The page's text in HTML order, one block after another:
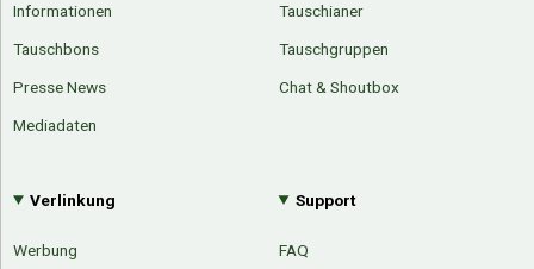
Informationen
Tauschbons
Presse News
Mediadaten
Tauschianer
Tauschgruppen
Chat & Shoutbox
Verlinkung
Werbung
Support
FAQ